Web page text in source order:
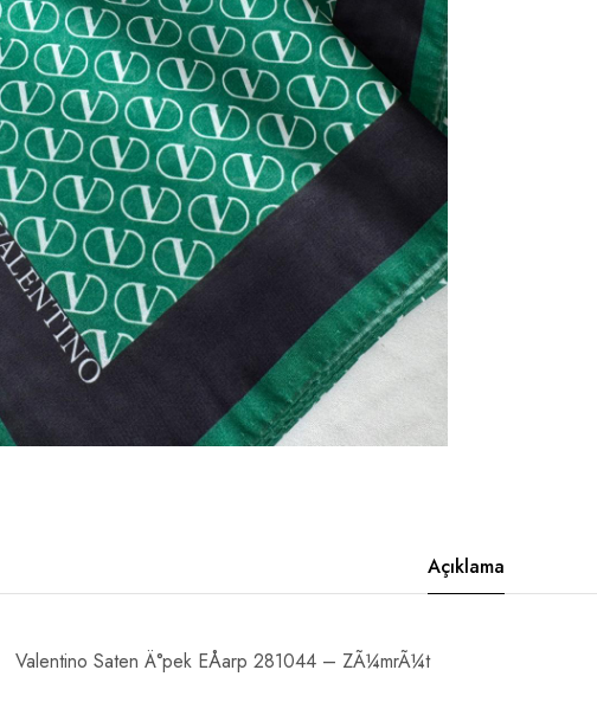
Açıklama
Valentino Saten Ä°pek EÅarp 281044 – ZÃ¼mrÃ¼t